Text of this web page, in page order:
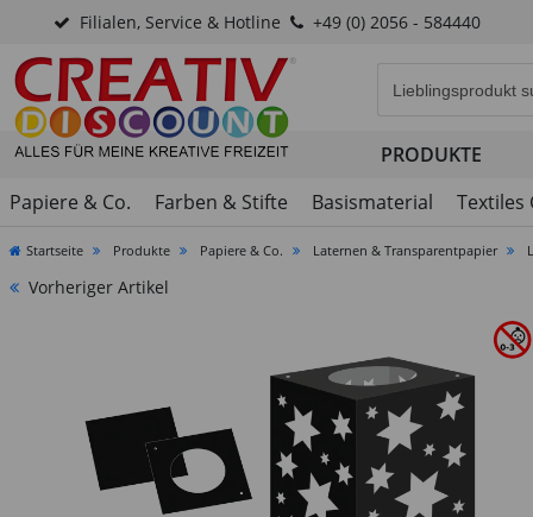
Filialen, Service & Hotline +49 (0) 2056 - 584440
PRODUKTE
Papiere & Co.
Farben & Stifte Basismaterial Textiles
Startseite Produkte Papiere & Co. Laternen & Transparentpapier
Vorheriger Artikel